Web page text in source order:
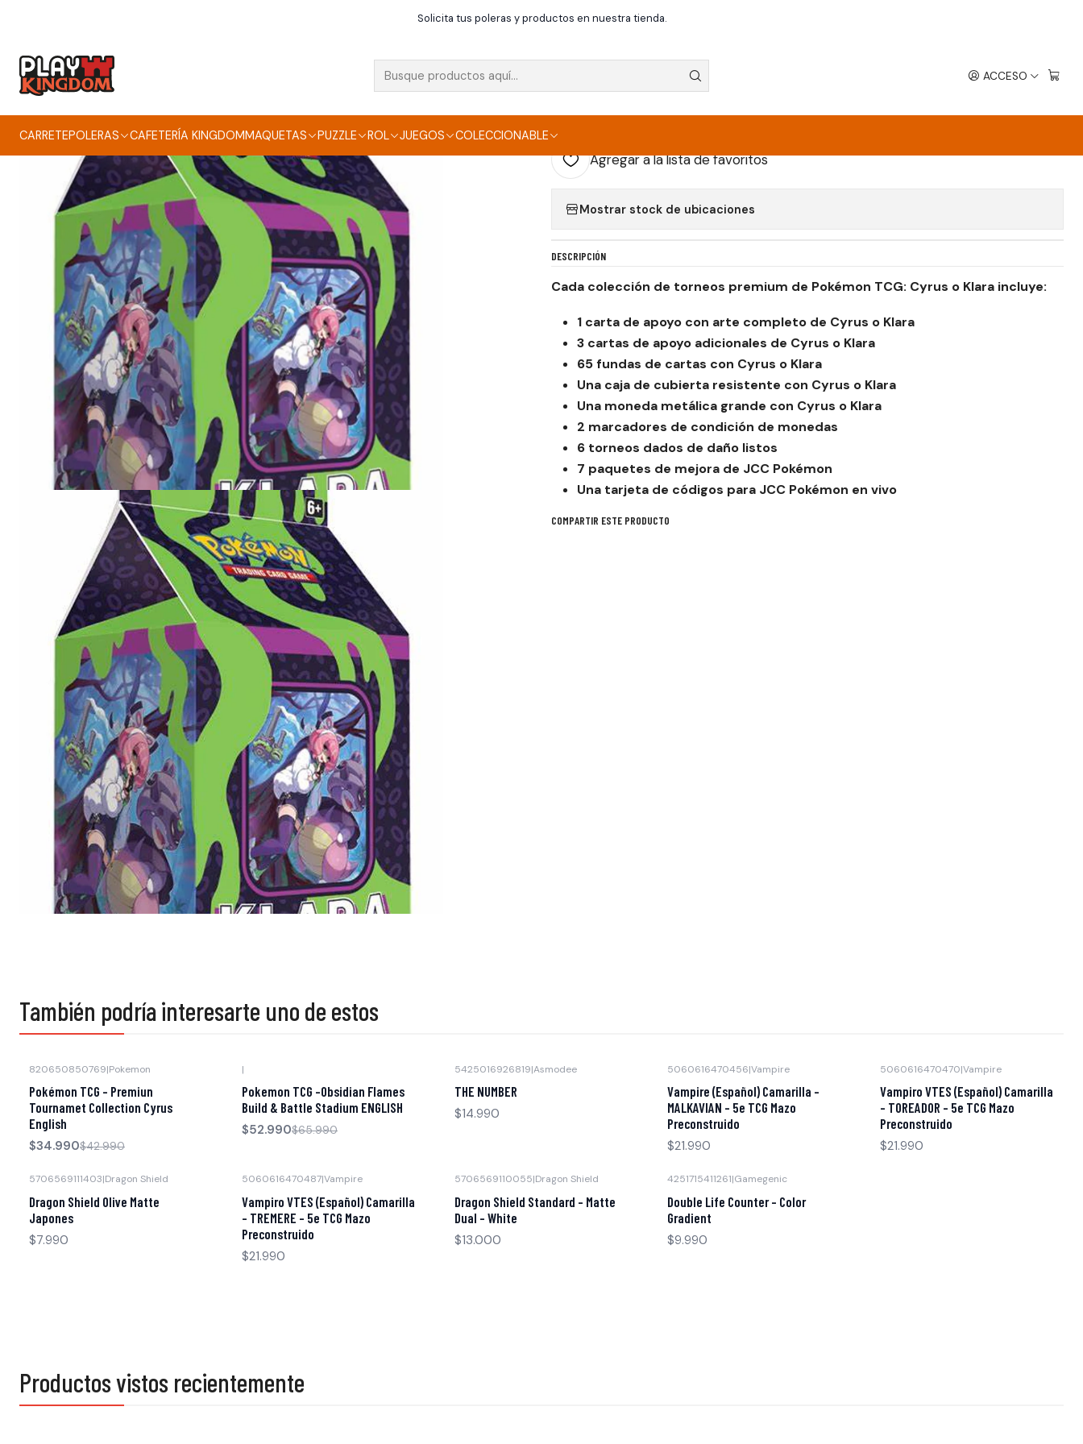
ACCESO
CARRETEPOLERAS CAFETERÍA KINGDOMMAQUETAS PUZZLE ROL JUEGOS COLECCIONABLE
Solicita tus poleras y productos en nuestra tienda.
Juego de cartas Pokémon TCG - Premiun Tournamet Collection Sofora Español
POKÉMON TCG - PREMIUN TOURNAMET COLLECTION
SOFORA ESPAÑOL
Agregar a la lista de favoritos
Mostrar stock de ubicaciones
DESCRIPCIÓN
Cada colección de torneos premium de Pokémon TCG: Cyrus o Klara incluye:
1 carta de apoyo con arte completo de Cyrus o Klara
3 cartas de apoyo adicionales de Cyrus o Klara
65 fundas de cartas con Cyrus o Klara
Una caja de cubierta resistente con Cyrus o Klara
Una moneda metálica grande con Cyrus o Klara
2 marcadores de condición de monedas
6 torneos dados de daño listos
7 paquetes de mejora de JCC Pokémon
Una tarjeta de códigos para JCC Pokémon en vivo
COMPARTIR ESTE PRODUCTO
También podría interesarte uno de estos
Agotado
820650850769|Pokemon
Pokémon TCG - Premiun
Tournamet Collection Cyrus
English
$34.990$42.990
Agotado
|
Pokemon TCG -Obsidian Flames
Build & Battle Stadium ENGLISH
$52.990$65.990
5425016926819|Asmodee
THE NUMBER
$14.990
5060616470456|Vampire
Vampire (Español) Camarilla -
MALKAVIAN - 5e TCG Mazo
Preconstruido
$21.990
5060616470470|Vampire
Vampiro VTES (Español) Camarilla
- TOREADOR - 5e TCG Mazo
Preconstruido
$21.990
5706569111403|Dragon Shield
Dragon Shield Olive Matte
Japones
$7.990
5060616470487|Vampire
Vampiro VTES (Español) Camarilla
- TREMERE - 5e TCG Mazo
Preconstruido
$21.990
5706569110055|Dragon Shield
Dragon Shield Standard - Matte
Dual - White
$13.000
4251715411261|Gamegenic
Double Life Counter - Color
Gradient
$9.990
Productos vistos recientemente